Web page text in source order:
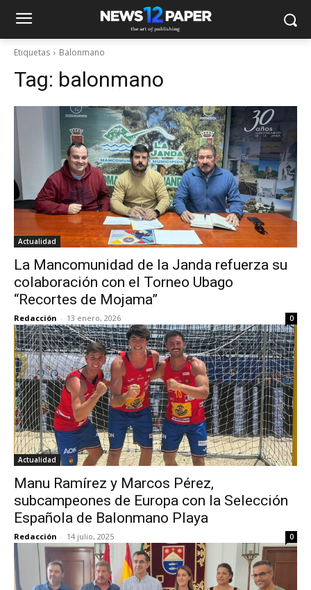
Etiquetas Balonmano
Tag: balonmano
Actualidad
La Mancomunidad de la Janda refuerza su
colaboración con el Torneo Ubago
“Recortes de Mojama”
Redacción - 13 enero, 2026 0
Actualidad
Manu Ramírez y Marcos Pérez,
subcampeones de Europa con la Selección
Española de Balonmano Playa
Redacción - 14 julio, 2025 0